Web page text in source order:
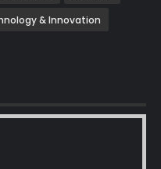
& Innovation